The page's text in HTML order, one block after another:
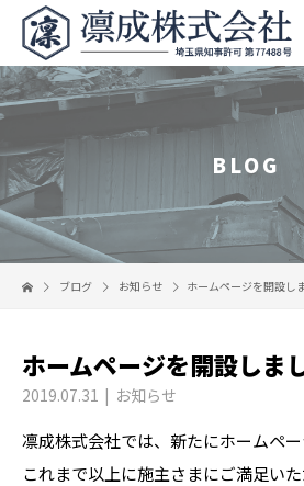
BLOG
ブログ お知らせ ホームページを開設し
ホームページを開設しま
2019.07.31 お知らせ
凛成株式会社では、新たにホームペー
これまで以上に施主さまにご満足いた